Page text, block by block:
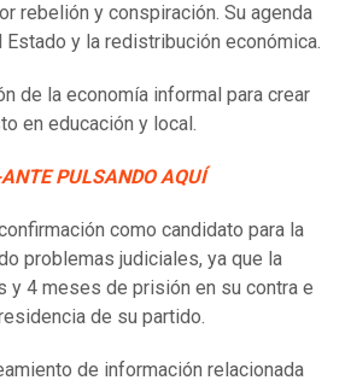
rebelión y conspiración. Su agenda
y la redistribución económica.
de la economía informal para crear
en educación y local.
PULSANDO AQUÍ
como candidato para la
problemas judiciales, ya que la
y 4 meses de prisión en su contra e
de su partido.
de información relacionada